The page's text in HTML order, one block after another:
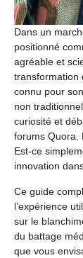
Dans un
positionné
agréable et
transformation
connu pour
non
curiosité et
forums Quora.
Est-ce
innovation
Ce guide
l’expérience
sur le
du battage
que vous